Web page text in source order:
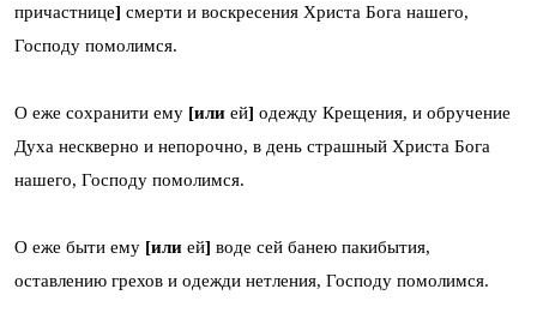
причастнице] смерти и воскресения Христа Бога нашего,
Господу помолимся.
О еже сохранити ему [или ей] одежду Крещения, и обручение
Духа нескверно и непорочно, в день страшный Христа Бога
нашего, Господу помолимся.
О еже быти ему [или ей] воде сей банею пакибытия,
оставлению грехов и одежди нетления, Господу помолимся.